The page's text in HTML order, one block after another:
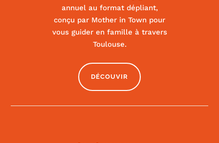
annuel au format dépliant,
conçu par Mother in Town pour
vous guider en famille à travers
Toulouse.
DÉCOUVIR